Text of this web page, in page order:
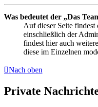
Was bedeutet der „Das
Auf dieser Seite findest
einschließlich der
findest hier auch
diese im Einzelnen
Nach oben
Private